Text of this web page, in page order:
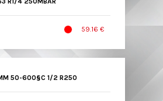
59.16 €
50-600§C 1/2 R250